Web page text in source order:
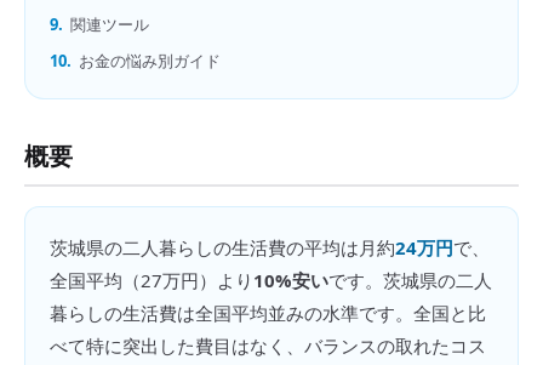
9. 関連ツール
10. お金の悩み別ガイド
概要
茨城県の二人暮らしの生活費の平均は月約24万円で、
全国平均（27万円）より 10%安いです。 茨城県の二人
暮らしの生活費は全国平均並みの水準です。全国と比
べて特に突出した費目はなく、バランスの取れたコス